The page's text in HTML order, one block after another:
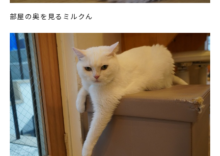
部屋の奥を見るミルクん